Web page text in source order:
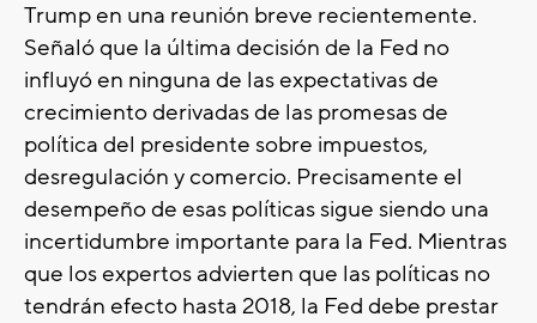
Trump en una reunión breve recientemente.
Señaló que la última decisión de la Fed no
influyó en ninguna de las expectativas de
crecimiento derivadas de las promesas de
política del presidente sobre impuestos,
desregulación y comercio. Precisamente el
desempeño de esas políticas sigue siendo una
incertidumbre importante para la Fed. Mientras
que los expertos advierten que las políticas no
tendrán efecto hasta 2018, la Fed debe prestar